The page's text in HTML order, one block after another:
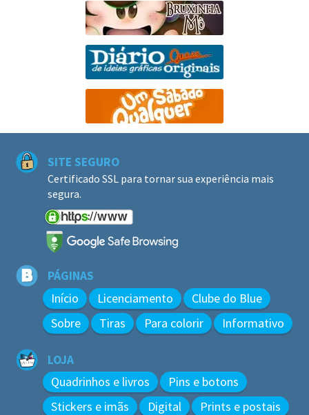
SITE SEGURO
Certificado SSL para tornar sua experiência mais
segura.
PÁGINAS
Início Licenciamento
Clube do Blue
Sobre
Tiras Para colorir Informativo
LOJA
Quadrinhos e livros
Pins e botons
Stickers e imãs
Digital Prints e postais